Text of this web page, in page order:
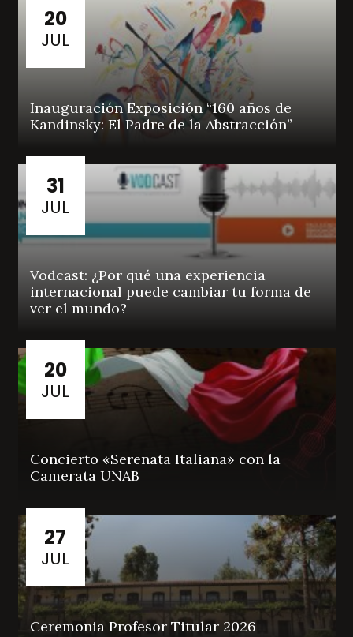
20
JUL
Inauguración Exposición “160 años de
Kandinsky: El Padre de la Abstracción”
31
JUL
Vodcast: ¿Por qué una experiencia
internacional puede cambiar tu forma de
ver el mundo?
20
JUL
Concierto «Serenata Italiana» con la
Camerata UNAB
27
JUL
Ceremonia Profesor Titular 2026